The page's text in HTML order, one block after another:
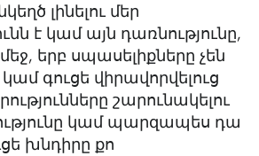
լինելու մեր
է կամ այն դառնությունը,
երբ սպասելիքները չեն
գուցե վիրավորվելուց
շարունակելու
կամ պարզապես դա
խնդիրը քո